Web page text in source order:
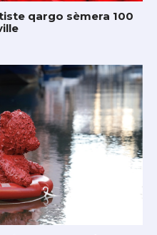
qargo sèmera 100